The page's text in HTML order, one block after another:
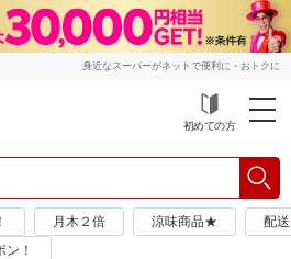
身近なスーパーがネットで便利に・おトクに
初めての方
月木２倍 涼味商品★
配
！